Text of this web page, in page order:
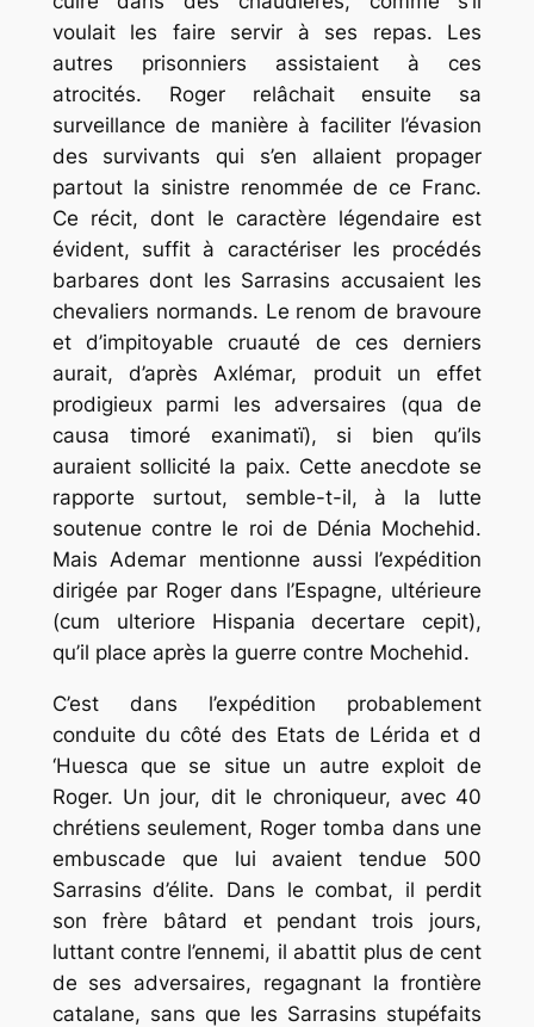
voulait les faire servir à ses repas. Les
autres prisonniers assistaient à ces
atrocités. Roger relâchait ensuite sa
surveillance de manière à faciliter l’évasion
des survivants qui s’en allaient propager
partout la sinistre renommée de ce Franc.
Ce récit, dont le caractère légendaire est
évident, suffit à caractériser les procédés
barbares dont les Sarrasins accusaient les
chevaliers normands. Le renom de bravoure
et d’impitoyable cruauté de ces derniers
aurait, d’après Axlémar, produit un effet
prodigieux parmi les adversaires (qua de
causa timoré exanimatï), si bien qu’ils
auraient sollicité la paix. Cette anecdote se
rapporte surtout, semble-t-il, à la lutte
soutenue contre le roi de Dénia Mochehid.
Mais Ademar mentionne aussi l’expédition
dirigée par Roger dans l’Espagne, ultérieure
(cum ulteriore Hispania decertare cepit),
qu’il place après la guerre contre Mochehid.
C’est dans l’expédition probablement
conduite du côté des Etats de Lérida et d
‘Huesca que se situe un autre exploit de
Roger. Un jour, dit le chroniqueur, avec 40
chrétiens seulement, Roger tomba dans une
embuscade que lui avaient tendue 500
Sarrasins d’élite. Dans le combat, il perdit
son frère bâtard et pendant trois jours,
luttant contre l’ennemi, il abattit plus de cent
de ses adversaires, regagnant la frontière
catalane, sans que les Sarrasins stupéfaits